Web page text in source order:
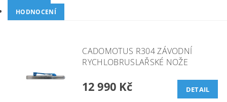
HODNOCENÍ
CADOMOTUS R304 ZÁVODNÍ
RYCHLOBRUSLAŘSKÉ NOŽE
12 990 Kč DETAIL